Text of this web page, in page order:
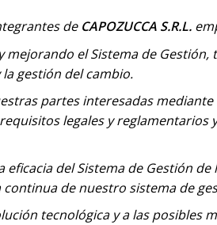
de CAPOZUCCA S.R.L.
mejorando el Sistema de
gestión del cambio.
partes interesadas
legales y
del Sistema de Gestión
de nuestro sistema de
tecnológica y a las posibles